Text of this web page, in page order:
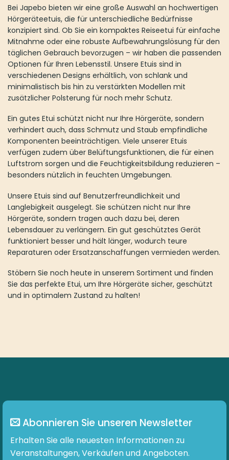
Bei Japebo bieten wir eine große Auswahl an hochwertigen
Hörgeräteetuis, die für unterschiedliche Bedürfnisse
konzipiert sind. Ob Sie ein kompaktes Reiseetui für einfache
Mitnahme oder eine robuste Aufbewahrungslösung für den
täglichen Gebrauch bevorzugen – wir haben die passenden
Optionen für Ihren Lebensstil. Unsere Etuis sind in
verschiedenen Designs erhältlich, von schlank und
minimalistisch bis hin zu verstärkten Modellen mit
zusätzlicher Polsterung für noch mehr Schutz.
Ein gutes Etui schützt nicht nur Ihre Hörgeräte, sondern
verhindert auch, dass Schmutz und Staub empfindliche
Komponenten beeinträchtigen. Viele unserer Etuis
verfügen zudem über Belüftungsfunktionen, die für einen
Luftstrom sorgen und die Feuchtigkeitsbildung reduzieren –
besonders nützlich in feuchten Umgebungen.
Unsere Etuis sind auf Benutzerfreundlichkeit und
Langlebigkeit ausgelegt. Sie schützen nicht nur Ihre
Hörgeräte, sondern tragen auch dazu bei, deren
Lebensdauer zu verlängern. Ein gut geschütztes Gerät
funktioniert besser und hält länger, wodurch teure
Reparaturen oder Ersatzanschaffungen vermieden werden.
Stöbern Sie noch heute in unserem Sortiment und finden
Sie das perfekte Etui, um Ihre Hörgeräte sicher, geschützt
und in optimalem Zustand zu halten!
Abonnieren Sie unseren Newsletter
Erhalten Sie alle neuesten Informationen zu
Veranstaltungen, Verkäufen und Angeboten.